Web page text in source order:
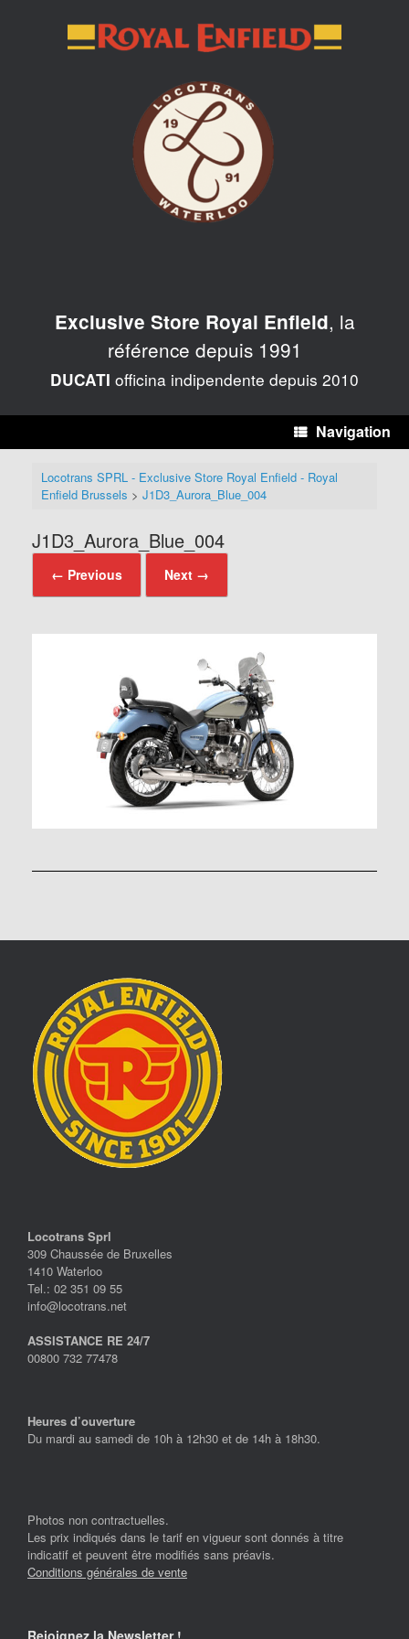
Exclusive Store Royal Enfield, la
référence depuis 1991
DUCATI officina indipendente depuis 2010
Navigation
Locotrans SPRL - Exclusive Store Royal Enfield - Royal
Enfield Brussels > J1D3_Aurora_Blue_004
J1D3_Aurora_Blue_004
← Previous Next →
Locotrans Sprl
309 Chaussée de Bruxelles
1410 Waterloo
Tel.: 02 351 09 55
info@locotrans.net
ASSISTANCE RE 24/7
00800 732 77478
Heures d’ouverture
Du mardi au samedi de 10h à 12h30 et de 14h à 18h30.
Photos non contractuelles.
Les prix indiqués dans le tarif en vigueur sont donnés à titre
indicatif et peuvent être modifiés sans préavis.
Conditions générales de vente
Rejoignez la Newsletter !